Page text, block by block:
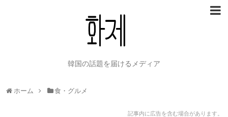
韓国の話題を届けるメディア
ホーム 食・グルメ
記事内に広告を含む場合があります。